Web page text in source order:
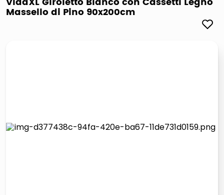
orologio parete
Massello di Pino 90x200cm